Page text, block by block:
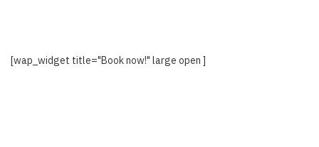
[wap_widget title="Book now!" large open ]